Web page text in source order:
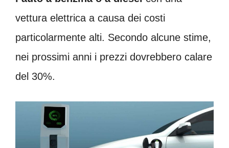
vettura elettrica a causa dei costi
particolarmente alti. Secondo alcune stime,
nei prossimi anni i prezzi dovrebbero calare
del 30%.